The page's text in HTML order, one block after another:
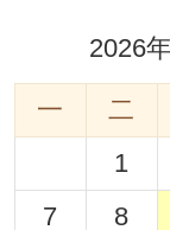
2026
一 二
1
7
8